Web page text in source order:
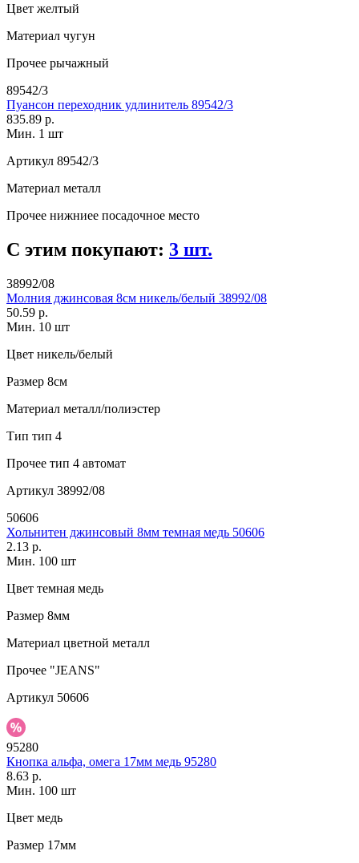
Цвет желтый
Материал чугун
Прочее рычажный
89542/3
Пуансон переходник удлинитель 89542/3
835.89 р.
Мин. 1 шт
Артикул 89542/3
Материал металл
Прочее нижниее посадочное место
С этим покупают: 3 шт.
38992/08
Молния джинсовая 8см никель/белый 38992/08
50.59 р.
Мин. 10 шт
Цвет никель/белый
Размер 8см
Материал металл/полиэстер
Тип тип 4
Прочее тип 4 автомат
Артикул 38992/08
50606
Хольнитен джинсовый 8мм темная медь 50606
2.13 р.
Мин. 100 шт
Цвет темная медь
Размер 8мм
Материал цветной металл
Прочее "JEANS"
Артикул 50606
95280
Кнопка альфа, омега 17мм медь 95280
8.63 р.
Мин. 100 шт
Цвет медь
Размер 17мм